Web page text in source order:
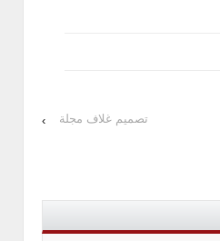
تصميم غلاف مجلة ›